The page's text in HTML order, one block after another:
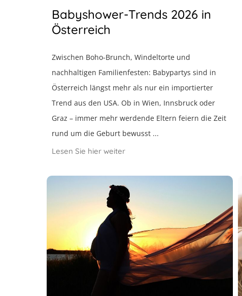
Babyshower-Trends 2026 in
Österreich
Zwischen Boho-Brunch, Windeltorte und
nachhaltigen Familienfesten: Babypartys sind in
Österreich längst mehr als nur ein importierter
Trend aus den USA. Ob in Wien, Innsbruck oder
Graz – immer mehr werdende Eltern feiern die Zeit
rund um die Geburt bewusst ...
Lesen Sie hier weiter